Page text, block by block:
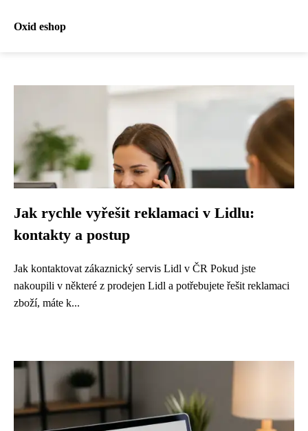
Oxid eshop
Jak rychle vyřešit reklamaci v Lidlu:
kontakty a postup
Jak kontaktovat zákaznický servis Lidl v ČR Pokud jste
nakoupili v některé z prodejen Lidl a potřebujete řešit reklamaci
zboží, máte k...